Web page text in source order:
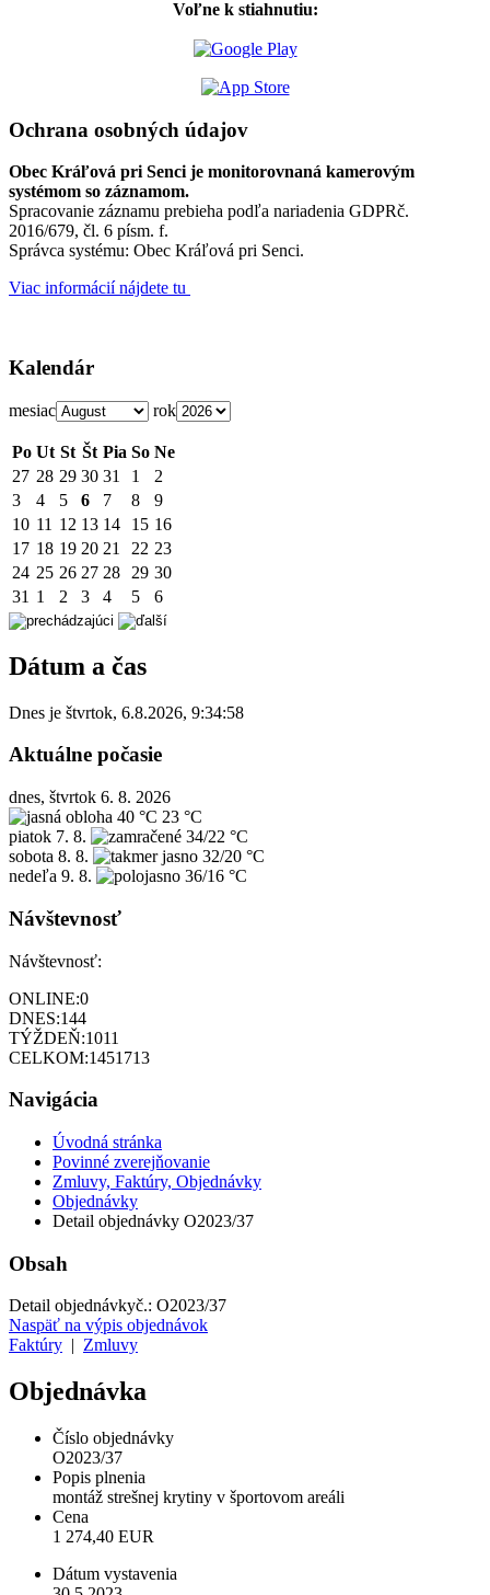
Voľne k stiahnutiu:
Ochrana osobných údajov
Obec Kráľová pri Senci je monitorovnaná kamerovým
systémom so záznamom.
Spracovanie záznamu prebieha podľa nariadenia GDPRč.
2016/679, čl. 6 písm. f.
Správca systému: Obec Kráľová pri Senci.
Viac informácií nájdete tu
Kalendár
mesiac rok
Po Ut St Št Pia So Ne
27 28 29 30 31 1
2
3
4 5 6 7 8
9
10 11 12 13 14 15 16
17 18 19 20 21 22 23
24 25 26 27 28 29 30
31 1 2 3 4 5 6
Dátum a čas
Dnes je štvrtok, 6.8.2026, 9:34:58
Aktuálne počasie
dnes, štvrtok 6. 8. 2026
40 °C 23 °C
piatok 7. 8.
34/22 °C
sobota 8. 8.
32/20 °C
nedeľa 9. 8. 36/16 °C
Návštevnosť
Návštevnosť:
ONLINE:0
DNES:144
TÝŽDEŇ:1011
CELKOM:1451713
Navigácia
Úvodná stránka
Povinné zverejňovanie
Zmluvy, Faktúry, Objednávky
Objednávky
Detail objednávky O2023/37
Obsah
Detail objednávkyč.: O2023/37
Naspäť na výpis objednávok
Faktúry
Zmluvy
Objednávka
Číslo objednávky
O2023/37
Popis plnenia
montáž strešnej krytiny v športovom areáli
Cena
1 274,40 EUR
Dátum vystavenia